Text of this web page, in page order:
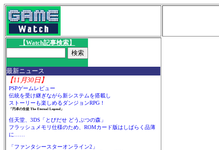
【Watch記事検索】
最新ニュース
【11月30日】
PSPゲームレビュー
伝統を受け継ぎながら新システムを搭載し
ストーリーも楽しめるダンジョンRPG！
「円卓の生徒 The Eternal Legend」
任天堂、3DS「とびだせ どうぶつの森」
フラッシュメモリ仕様のため、ROMカード版はしばらく品薄
に……
「ファンタシースターオンライン2」